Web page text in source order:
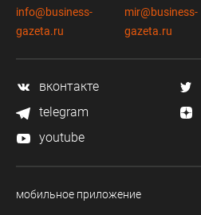
info@business-
gazeta.ru
mir@business-
gazeta.ru
вконтакте
telegram
youtube
мобильное приложение